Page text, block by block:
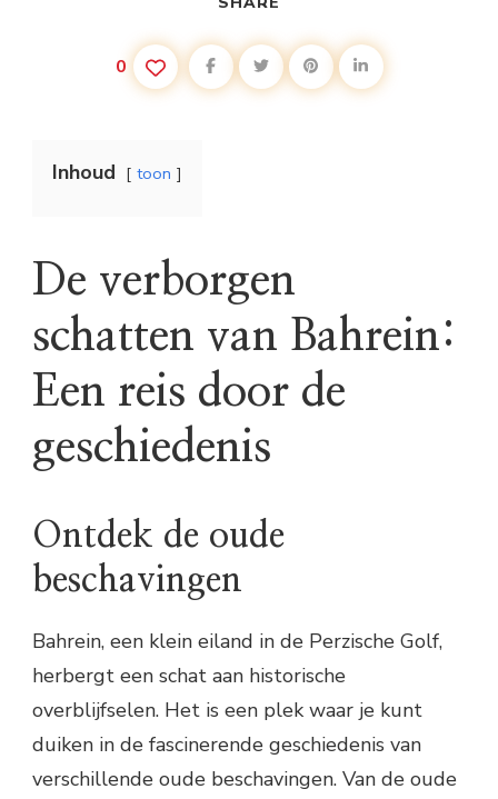
0
Inhoud toon
De verborgen
schatten van Bahrein:
Een reis door de
geschiedenis
Ontdek de oude
beschavingen
Bahrein, een klein eiland in de Perzische Golf,
herbergt een schat aan historische
overblijfselen. Het is een plek waar je kunt
duiken in de fascinerende geschiedenis van
verschillende oude beschavingen. Van de oude